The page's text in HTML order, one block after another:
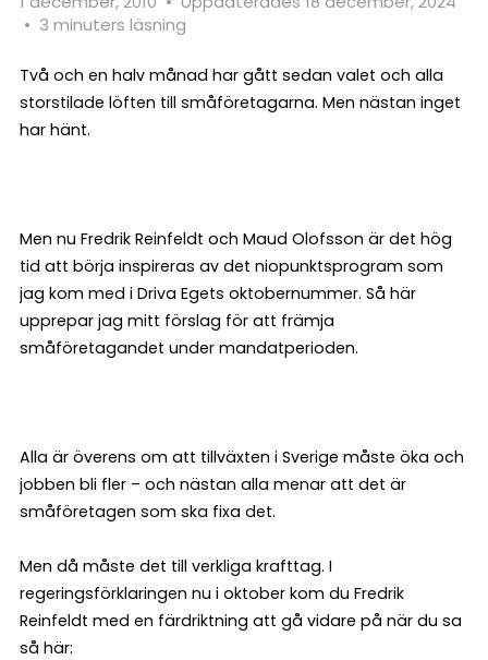
• 3 minuters läsning
Två och en halv månad har gått sedan valet och alla
storstilade löften till småföretagarna. Men nästan inget
har hänt.
Men nu Fredrik Reinfeldt och Maud Olofsson är det hög
tid att börja inspireras av det niopunktsprogram som
jag kom med i Driva Egets oktobernummer. Så här
upprepar jag mitt förslag för att främja
småföretagandet under mandatperioden.
Alla är överens om att tillväxten i Sverige måste öka och
jobben bli fler – och nästan alla menar att det är
småföretagen som ska fixa det.
Men då måste det till verkliga krafttag. I
regeringsförklaringen nu i oktober kom du Fredrik
Reinfeldt med en färdriktning att gå vidare på när du sa
så här: